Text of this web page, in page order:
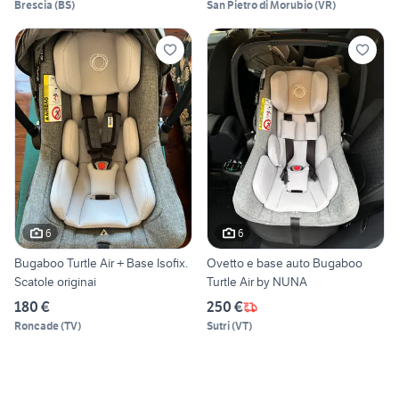
Brescia (BS) San Pietro di Morubio(VR)
6
Bugaboo Turtle Air + Base Isofix.
Scatole originai
180 €
Roncade(TV)
6
Ovetto e base auto Bugaboo
Turtle Air by NUNA
250 €
Sutri(VT)